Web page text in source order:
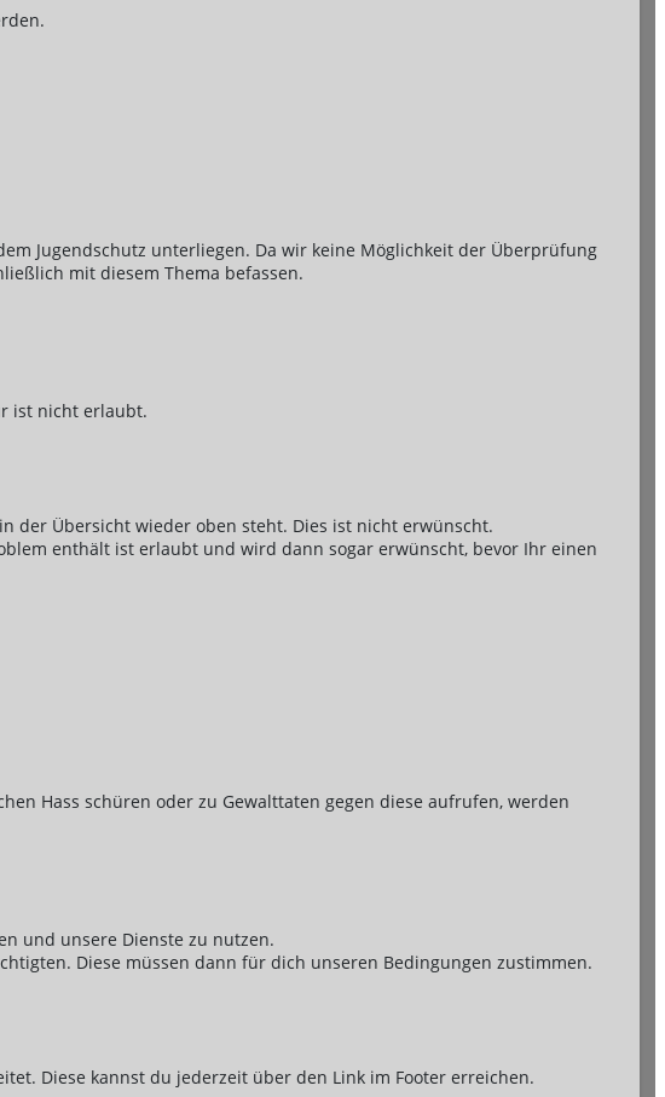
Jugendschutz unterliegen. Da wir keine Möglichkeit der Überprüfung
mit diesem Thema befassen.
ist nicht erlaubt.
der Übersicht wieder oben steht. Dies ist nicht erwünscht.
enthält ist erlaubt und wird dann sogar erwünscht, bevor Ihr einen
Hass schüren oder zu Gewalttaten gegen diese aufrufen, werden
und unsere Dienste zu nutzen.
Diese müssen dann für dich unseren Bedingungen zustimmen.
Diese kannst du jederzeit über den Link im Footer erreichen.